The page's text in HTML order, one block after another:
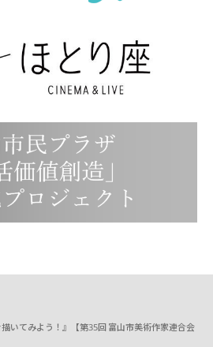
いてみよう！』【第35回 富山市美術作家連合会